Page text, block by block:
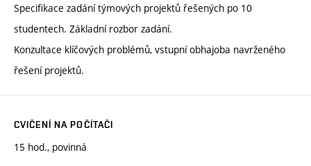
Specifikace zadání týmových projektů řešených po 10
studentech. Základní rozbor zadání.
Konzultace klíčových problémů, vstupní obhajoba navrženého
řešení projektů.
CVIČENÍ NA POČÍTAČI
15 hod., povinná